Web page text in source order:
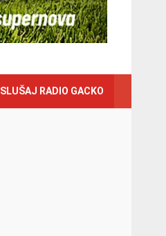
SLUŠAJ RADIO GACKO